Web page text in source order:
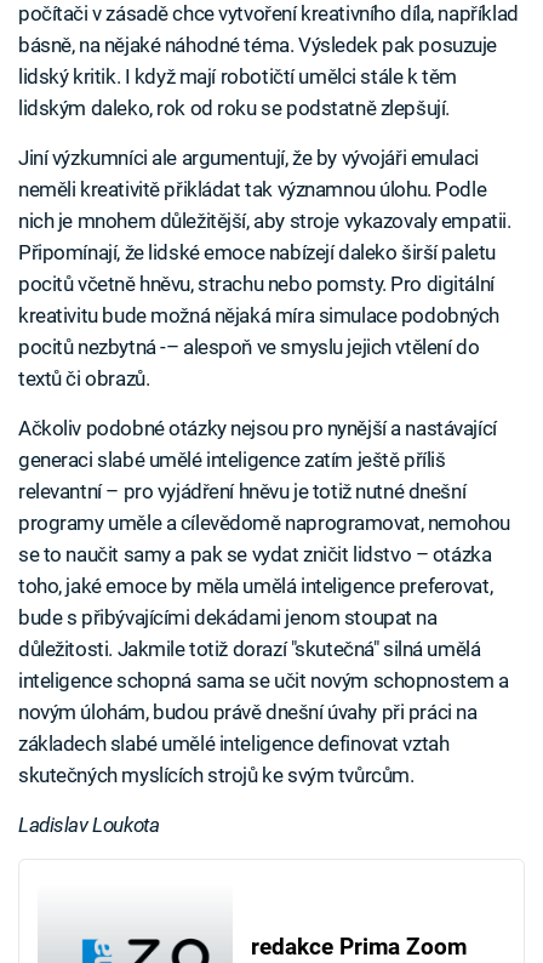
počítači v zásadě chce vytvoření kreativního díla, například
básně, na nějaké náhodné téma. Výsledek pak posuzuje
lidský kritik. I když mají robotičtí umělci stále k těm
lidským daleko, rok od roku se podstatně zlepšují.
Jiní výzkumníci ale argumentují, že by vývojáři emulaci
neměli kreativitě přikládat tak významnou úlohu. Podle
nich je mnohem důležitější, aby stroje vykazovaly empatii.
Připomínají, že lidské emoce nabízejí daleko širší paletu
pocitů včetně hněvu, strachu nebo pomsty. Pro digitální
kreativitu bude možná nějaká míra simulace podobných
pocitů nezbytná -– alespoň ve smyslu jejich vtělení do
textů či obrazů.
Ačkoliv podobné otázky nejsou pro nynější a nastávající
generaci slabé umělé inteligence zatím ještě příliš
relevantní – pro vyjádření hněvu je totiž nutné dnešní
programy uměle a cílevědomě naprogramovat, nemohou
se to naučit samy a pak se vydat zničit lidstvo – otázka
toho, jaké emoce by měla umělá inteligence preferovat,
bude s přibývajícími dekádami jenom stoupat na
důležitosti. Jakmile totiž dorazí "skutečná" silná umělá
inteligence schopná sama se učit novým schopnostem a
novým úlohám, budou právě dnešní úvahy při práci na
základech slabé umělé inteligence definovat vztah
skutečných myslících strojů ke svým tvůrcům.
Ladislav Loukota
redakce Prima Zoom